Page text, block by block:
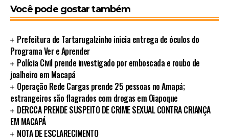
Você pode gostar também
Prefeitura de Tartarugalzinho inicia entrega de óculos do
Programa Ver e Aprender
Polícia Civil prende investigado por emboscada e roubo de
joalheiro em Macapá
Operação Rede Cargas prende 25 pessoas no Amapá;
estrangeiros são flagrados com drogas em Oiapoque
DERCCA PRENDE SUSPEITO DE CRIME SEXUAL CONTRA CRIANÇA
EM MACAPÁ
NOTA DE ESCLARECIMENTO